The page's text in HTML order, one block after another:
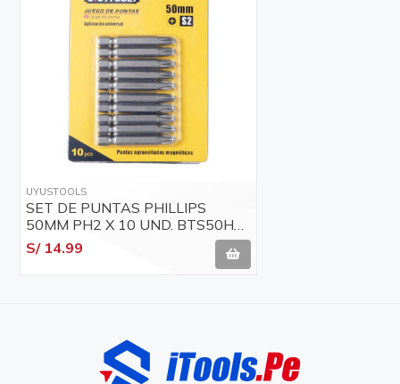
UYUSTOOLS
SET DE PUNTAS PHILLIPS
50MM PH2 X 10 UND. BTS50H2
UYUSTOOLS
S/ 14.99